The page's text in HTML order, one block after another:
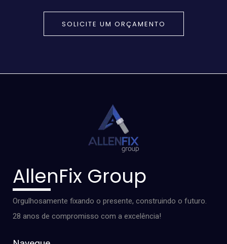
SOLICITE UM ORÇAMENTO
AllenFix Group
Orgulhosamente fixando o presente, construindo o futuro.
28 anos de compromisso com a excelência!